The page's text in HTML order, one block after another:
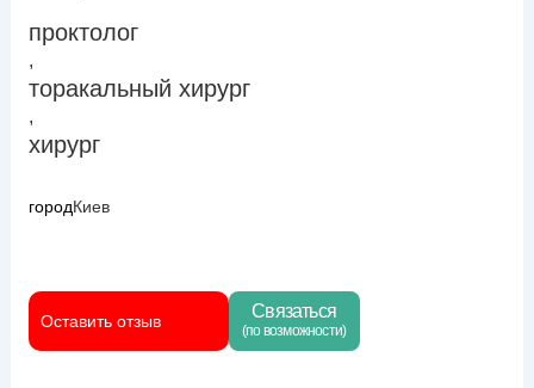
проктолог
,
торакальный хирург
,
хирург
городКиев
Оставить отзыв Связаться
(по возможности)